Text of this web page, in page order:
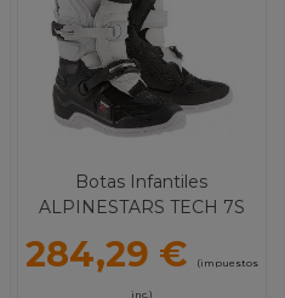
Botas Infantiles
ALPINESTARS TECH 7S
284,29 € (impuestos
inc.)